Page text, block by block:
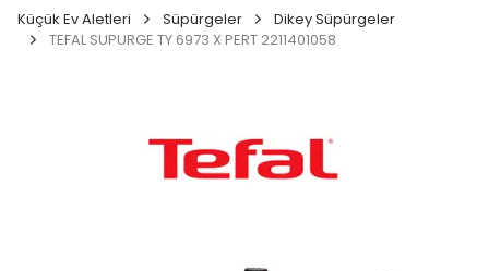
Küçük Ev Aletleri Süpürgeler
Dikey Süpürgeler
TEFAL SUPURGE TY 6973 X PERT 2211401058